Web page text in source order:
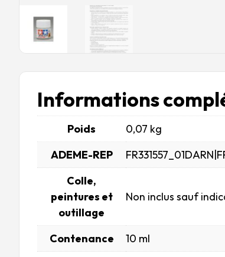
Informations
Poids
0,07 kg
ADEME-REP
Colle,
peintures et
outillage
Non inclus sauf
Contenance
10 ml